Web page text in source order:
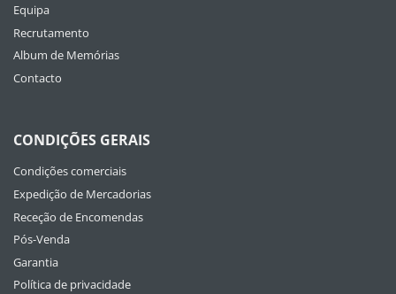
Equipa
Recrutamento
Album de Memórias
Contacto
CONDIÇÕES GERAIS
Condições comerciais
Expedição de Mercadorias
Receção de Encomendas
Pós-Venda
Garantia
Política de privacidade